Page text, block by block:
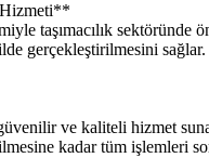
Hizmeti**
taşımacılık
gerçekleştirilmesini
ve kaliteli hizmet
kadar tüm işlemleri